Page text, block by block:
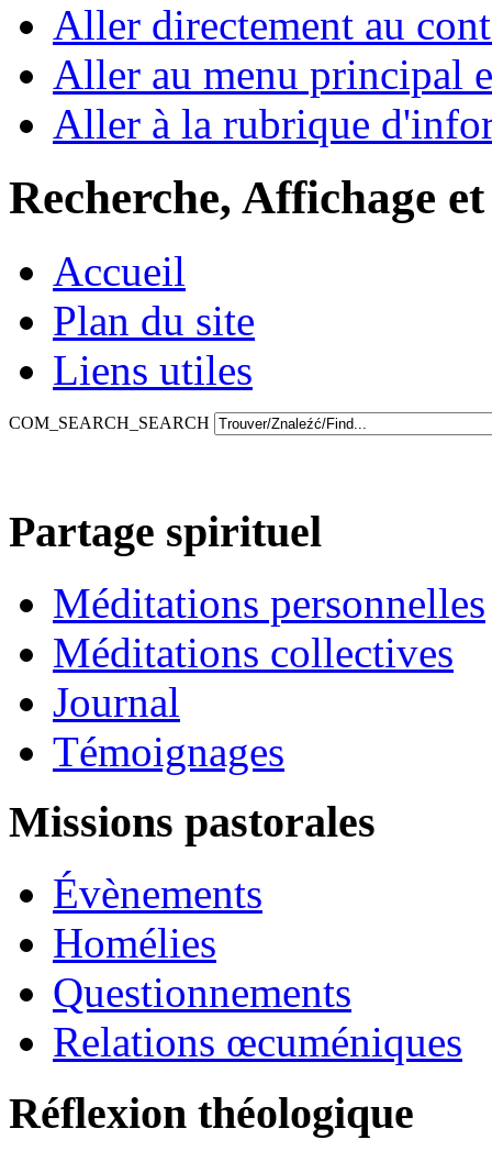
Aller directement au
Aller au menu principal
Aller à la rubrique
Recherche, Affichage
Accueil
Plan du site
Liens utiles
COM_SEARCH_SEARCH
Partage spirituel
Méditations personnelles
Méditations collectives
Journal
Témoignages
Missions pastorales
Évènements
Homélies
Questionnements
Relations œcuméniques
Réflexion théologique